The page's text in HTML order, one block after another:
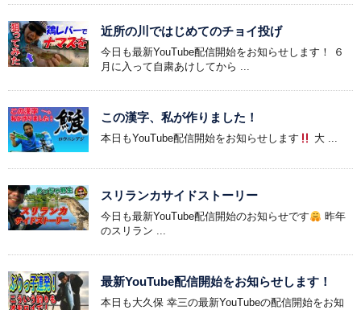
近所の川ではじめてのチョイ投げ
今日も最新YouTube配信開始をお知らせします！ ６
月に入って自粛あけしてから ...
この漢字、私が作りました！
本日もYouTube配信開始をお知らせします 大 ...
スリランカサイドストーリー
今日も最新YouTube配信開始のお知らせです
昨年
のスリラン ...
最新YouTube配信開始をお知らせします！
本日も大久保 幸三の最新YouTubeの配信開始をお知